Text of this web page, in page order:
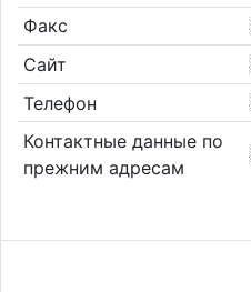
Факс
Сайт
Телефон
Контактные данные по
прежним адресам